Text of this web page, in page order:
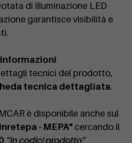
di illuminazione LED
garantisce visibilità e
tecnici del prodotto,
tecnica dettagliata.
è disponibile anche sul
- MEPA" cercando il
“in codici prodotto”